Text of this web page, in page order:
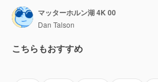
マッターホルン湖 4K 00
Dan Talson
こちらもおすすめ